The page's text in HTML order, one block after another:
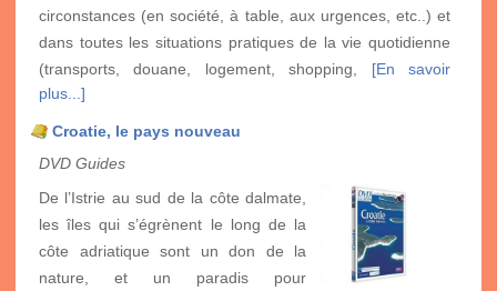
circonstances (en société, à table, aux urgences, etc..) et
dans toutes les situations pratiques de la vie quotidienne
(transports, douane, logement, shopping, [En savoir
plus...]
Croatie, le pays nouveau
DVD Guides
De l’Istrie au sud de la côte dalmate,
les îles qui s’égrènent le long de la
côte adriatique sont un don de la
nature, et un paradis pour